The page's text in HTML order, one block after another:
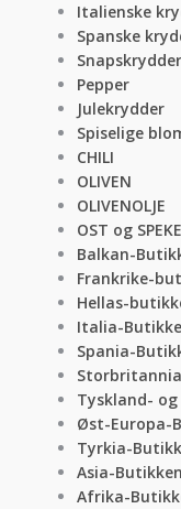
Italienske
Spanske
Snapskrydder
Pepper
Julekrydder
Spiselige
CHILI
OLIVEN
OLIVENOLJE
OST og
Balkan-
Frankrike-
Hellas-
Italia-
Spania-
Tyskland-
Øst-Europa-
Tyrkia-
Asia-Butikken
Afrika-